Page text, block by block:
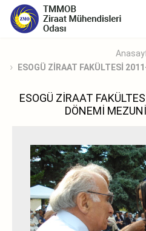
ESOGÜ ZİRAAT FAKÜLTESİ
ESOGÜ ZİRAAT
DÖNEMİ